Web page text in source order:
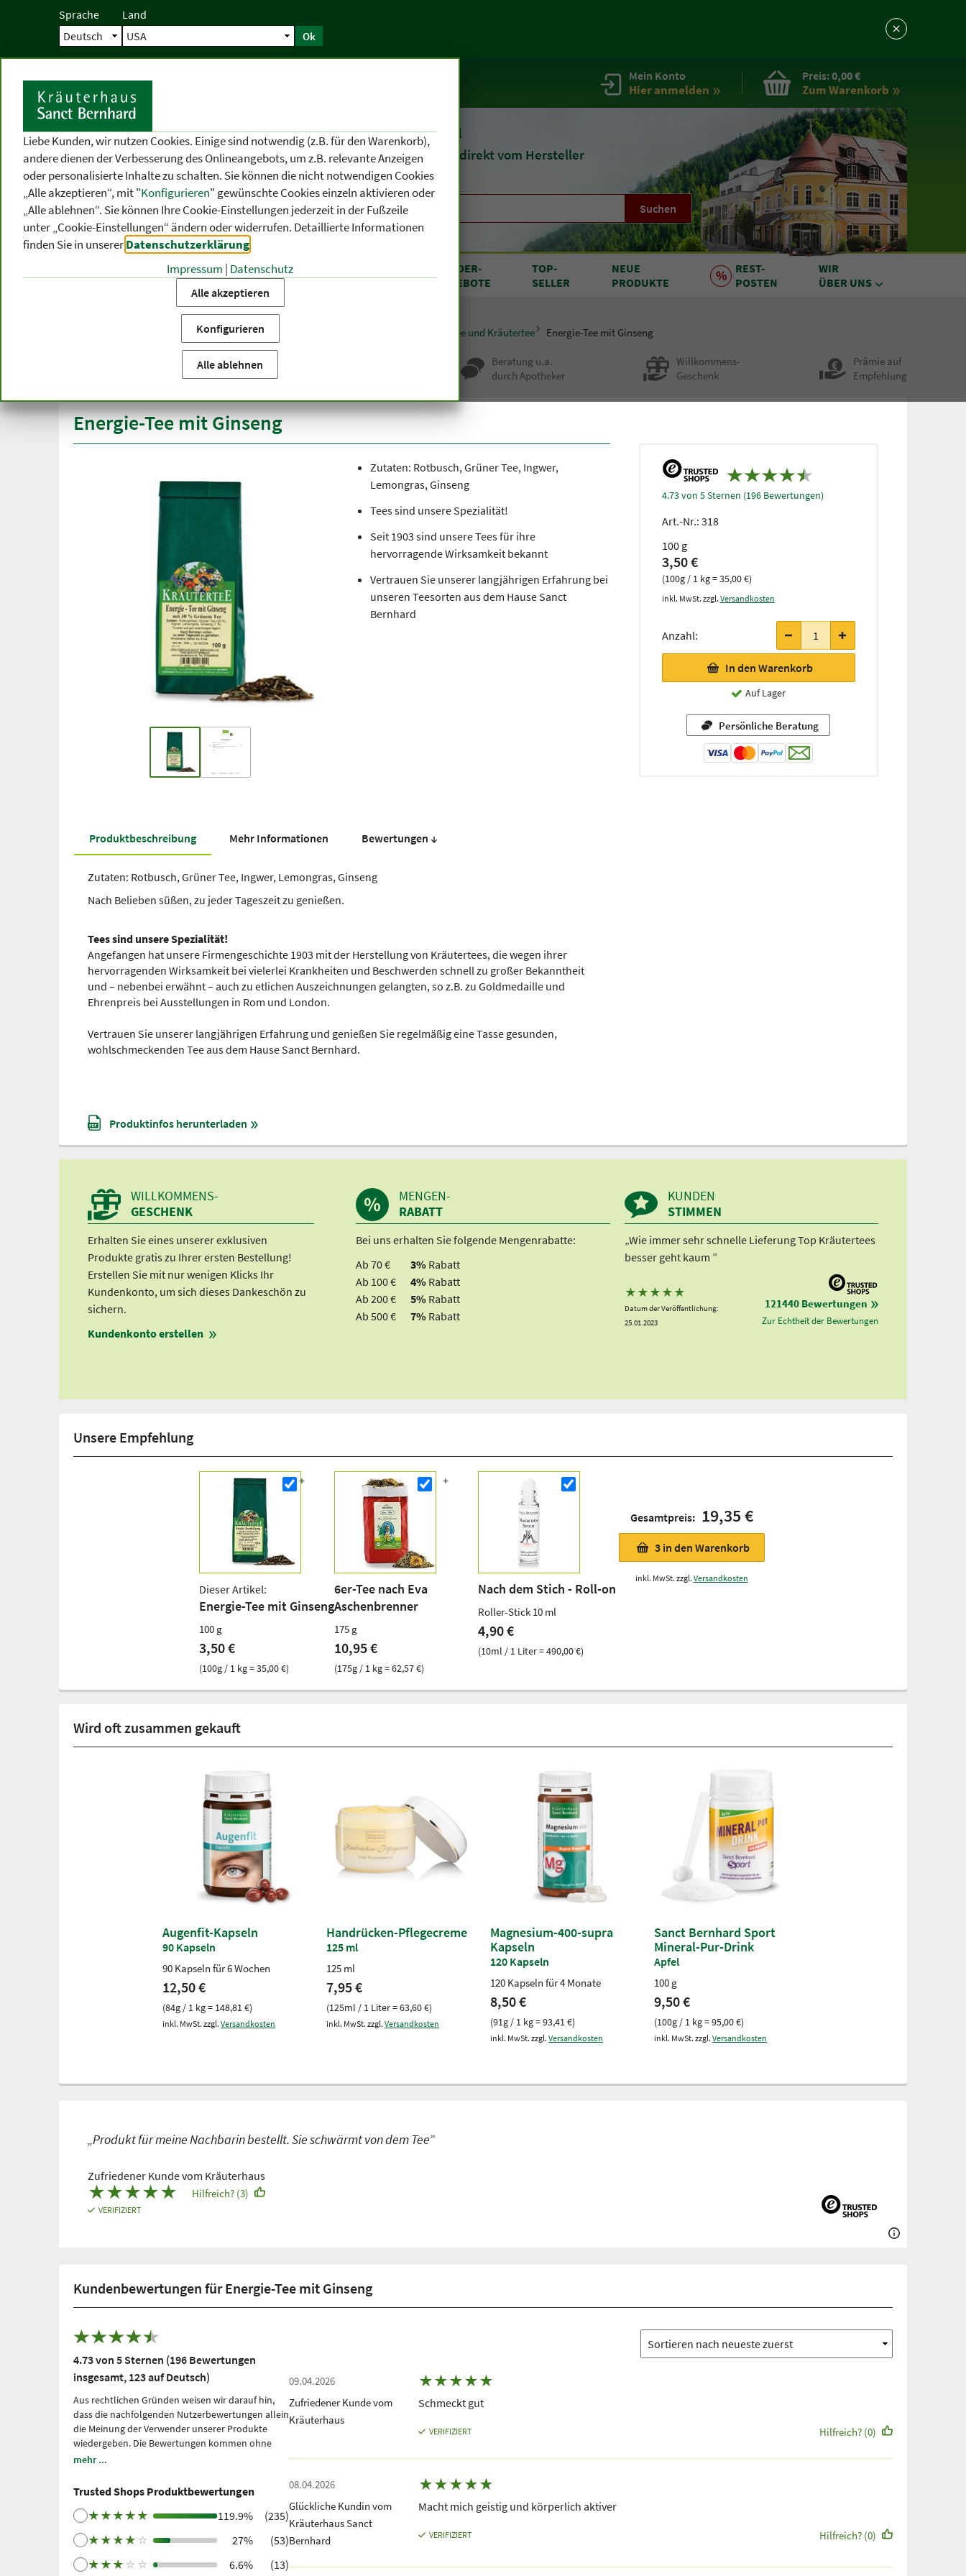
Sprache Land
Ok
Startseite Mein Konto
Hier anmelden
Preis:0,00 €
Zum Warenkorb
Seit 1903Naturheilmittel
undKosmetik direkt vom Hersteller
Suchen
KATEGORIEN
THEMEN-
BEREICHE
VON A BIS Z
SONDER-
ANGEBOTE
TOP-
SELLER
NEUE
PRODUKTE
REST-
POSTEN
WIR
ÜBER UNS
Startseite Produktkategorien Früchtetee und Kräutertee
Energie-Tee mit Ginseng
Beratung u.a.
durch Apotheker
Willkommens-
Geschenk
Prämie auf
Empfehlung
Energie-Tee mit Ginseng
4.73 von 5 Sternen (196 Bewertungen)
Art.-Nr.: 318
100 g
3,50 €
(100g / 1 kg = 35,00 €)
inkl. MwSt. zzgl. Versandkosten
Anzahl:
In den Warenkorb
Auf Lager
Persönliche Beratung
Zutaten: Rotbusch, Grüner Tee, Ingwer,
Lemongras, Ginseng
Tees sind unsere Spezialität!
Seit 1903 sind unsere Tees für ihre
hervorragende Wirksamkeit bekannt
Vertrauen Sie unserer langjährigen Erfahrung bei
unseren Teesorten aus dem Hause Sanct
Bernhard
Produkt­beschreibung Mehr Informationen Bewer­tungen ↓
Zutaten: Rotbusch, Grüner Tee, Ingwer, Lemongras, Ginseng
Nach Belieben süßen, zu jeder Tageszeit zu genießen.
Tees sind unsere Spezialität!
Angefangen hat unsere Firmengeschichte 1903 mit der Herstellung von Kräutertees, die wegen ihrer
hervorragenden Wirksamkeit bei vielerlei Krankheiten und Beschwerden schnell zu großer Bekanntheit
und – nebenbei erwähnt – auch zu etlichen Auszeichnungen gelangten, so z.B. zu Goldmedaille und
Ehrenpreis bei Ausstellungen in Rom und London.
Vertrauen Sie unserer langjährigen Erfahrung und genießen Sie regelmäßig eine Tasse gesunden,
wohlschmeckenden Tee aus dem Hause Sanct Bernhard.
Produktinfos herunterladen
Unsere Empfehlung
Dieser Artikel:
Energie-Tee mit Ginseng
100 g
3,50 €
(100g / 1 kg = 35,00 €)
6er-Tee nach Eva
Aschenbrenner
175 g
10,95 €
(175g / 1 kg = 62,57 €)
Nach dem Stich - Roll-on
Roller-Stick 10 ml
4,90 €
(10ml / 1 Liter = 490,00 €)
Gesamtpreis: 19,35 €
3 in den Warenkorb
inkl. MwSt. zzgl. Versandkosten
Wird oft zusammen gekauft
Augenfit-Kapseln
90 Kapseln
90 Kapseln für 6 Wochen
12,50 €
(84g / 1 kg = 148,81 €)
inkl. MwSt. zzgl. Versandkosten
Handrücken-Pflegecreme
125 ml
125 ml
7,95 €
(125ml / 1 Liter = 63,60 €)
inkl. MwSt. zzgl. Versandkosten
Magnesium-400-supra
Kapseln
120 Kapseln
120 Kapseln für 4 Monate
8,50 €
(91g / 1 kg = 93,41 €)
inkl. MwSt. zzgl. Versandkosten
Sanct Bernhard Sport
Mineral-Pur-Drink
Apfel
100 g
9,50 €
(100g / 1 kg = 95,00 €)
inkl. MwSt. zzgl. Versandkosten
„Produkt für meine Nachbarin bestellt. Sie schwärmt von dem Tee”
Zufriedener Kunde vom Kräuterhaus
★★★★★
VERIFIZIERT
Hilfreich? (3)
Kundenbewertungen für Energie-Tee mit Ginseng
4.73 von 5 Sternen (196 Bewertungen
insgesamt, 123 auf Deutsch)
Aus rechtlichen Gründen weisen wir darauf hin,
dass die nachfolgenden Nutzerbewertungen allein
die Meinung der Verwender unserer Produkte
wiedergeben. Die Bewertungen kommen ohne
unsere Einflussnahme zustande, wir geben sie
sie uns zu eigen zu machen. Bitte beachten Sie: Es
handelt sich um persönliche, individuelle
Erfahrungen, welche nicht durch Studien belegt
Dienstleister seit 2021 für die Einholung von
Bewertungen. Trusted Shops hat Maßnahmen
getroffen, um sicherzustellen, dass es sich um
mehr ...
Trusted Shops Produktbewertungen
★ ★ ★ ★ ★ 119.9%
(235)
★ ★ ★ ★ ☆ 27%
(53)
★ ★ ★ ☆ ☆ 6.6% (13)
09.04.2026
Zufriedener Kunde vom
Kräuterhaus
★★★★★
Schmeckt gut
VERIFIZIERT Hilfreich? (0)
08.04.2026
Glückliche Kundin vom
Kräuterhaus Sanct
Bernhard
★★★★★
Macht mich geistig und körperlich aktiver
VERIFIZIERT Hilfreich? (0)
WILLKOMMENS-
GESCHENK
Erhalten Sie eines unserer exklusiven
Produkte gratis zu Ihrer ersten Bestellung!
Erstellen Sie mit nur wenigen Klicks Ihr
Kundenkonto, um sich dieses Dankeschön zu
sichern.
Kundenkonto erstellen
MENGEN-
RABATT
Bei uns erhalten Sie folgende Mengenrabatte:
Ab 70 €
3% Rabatt
Ab 100 €
4% Rabatt
Ab 200 €
5% Rabatt
Ab 500 €
7% Rabatt
KUNDEN
STIMMEN
„Wie immer sehr schnelle Lieferung Top Kräutertees
besser geht kaum ”
★ ★ ★ ★ ★
Datum der Veröffentlichung:
25.01.2023
121440 Bewertungen
Zur Echtheit der Bewertungen
Liebe Kunden, wir nutzen Cookies. Einige sind notwendig (z.B. für den Warenkorb),
andere dienen der Verbesserung des Onlineangebots, um z.B. relevante Anzeigen
oder personalisierte Inhalte zu schalten. Sie können die nicht notwendigen Cookies
„Alle akzeptieren“, mit "Konfigurieren" gewünschte Cookies einzeln aktivieren oder
„Alle ablehnen“. Sie können Ihre Cookie-Einstellungen jederzeit in der Fußzeile
unter „Cookie-Einstellungen“ ändern oder widerrufen. Detaillierte Informationen
finden Sie in unsererDatenschutzerklärung
Impressum | Datenschutz
Alle akzeptieren
Konfigurieren
Alle ablehnen